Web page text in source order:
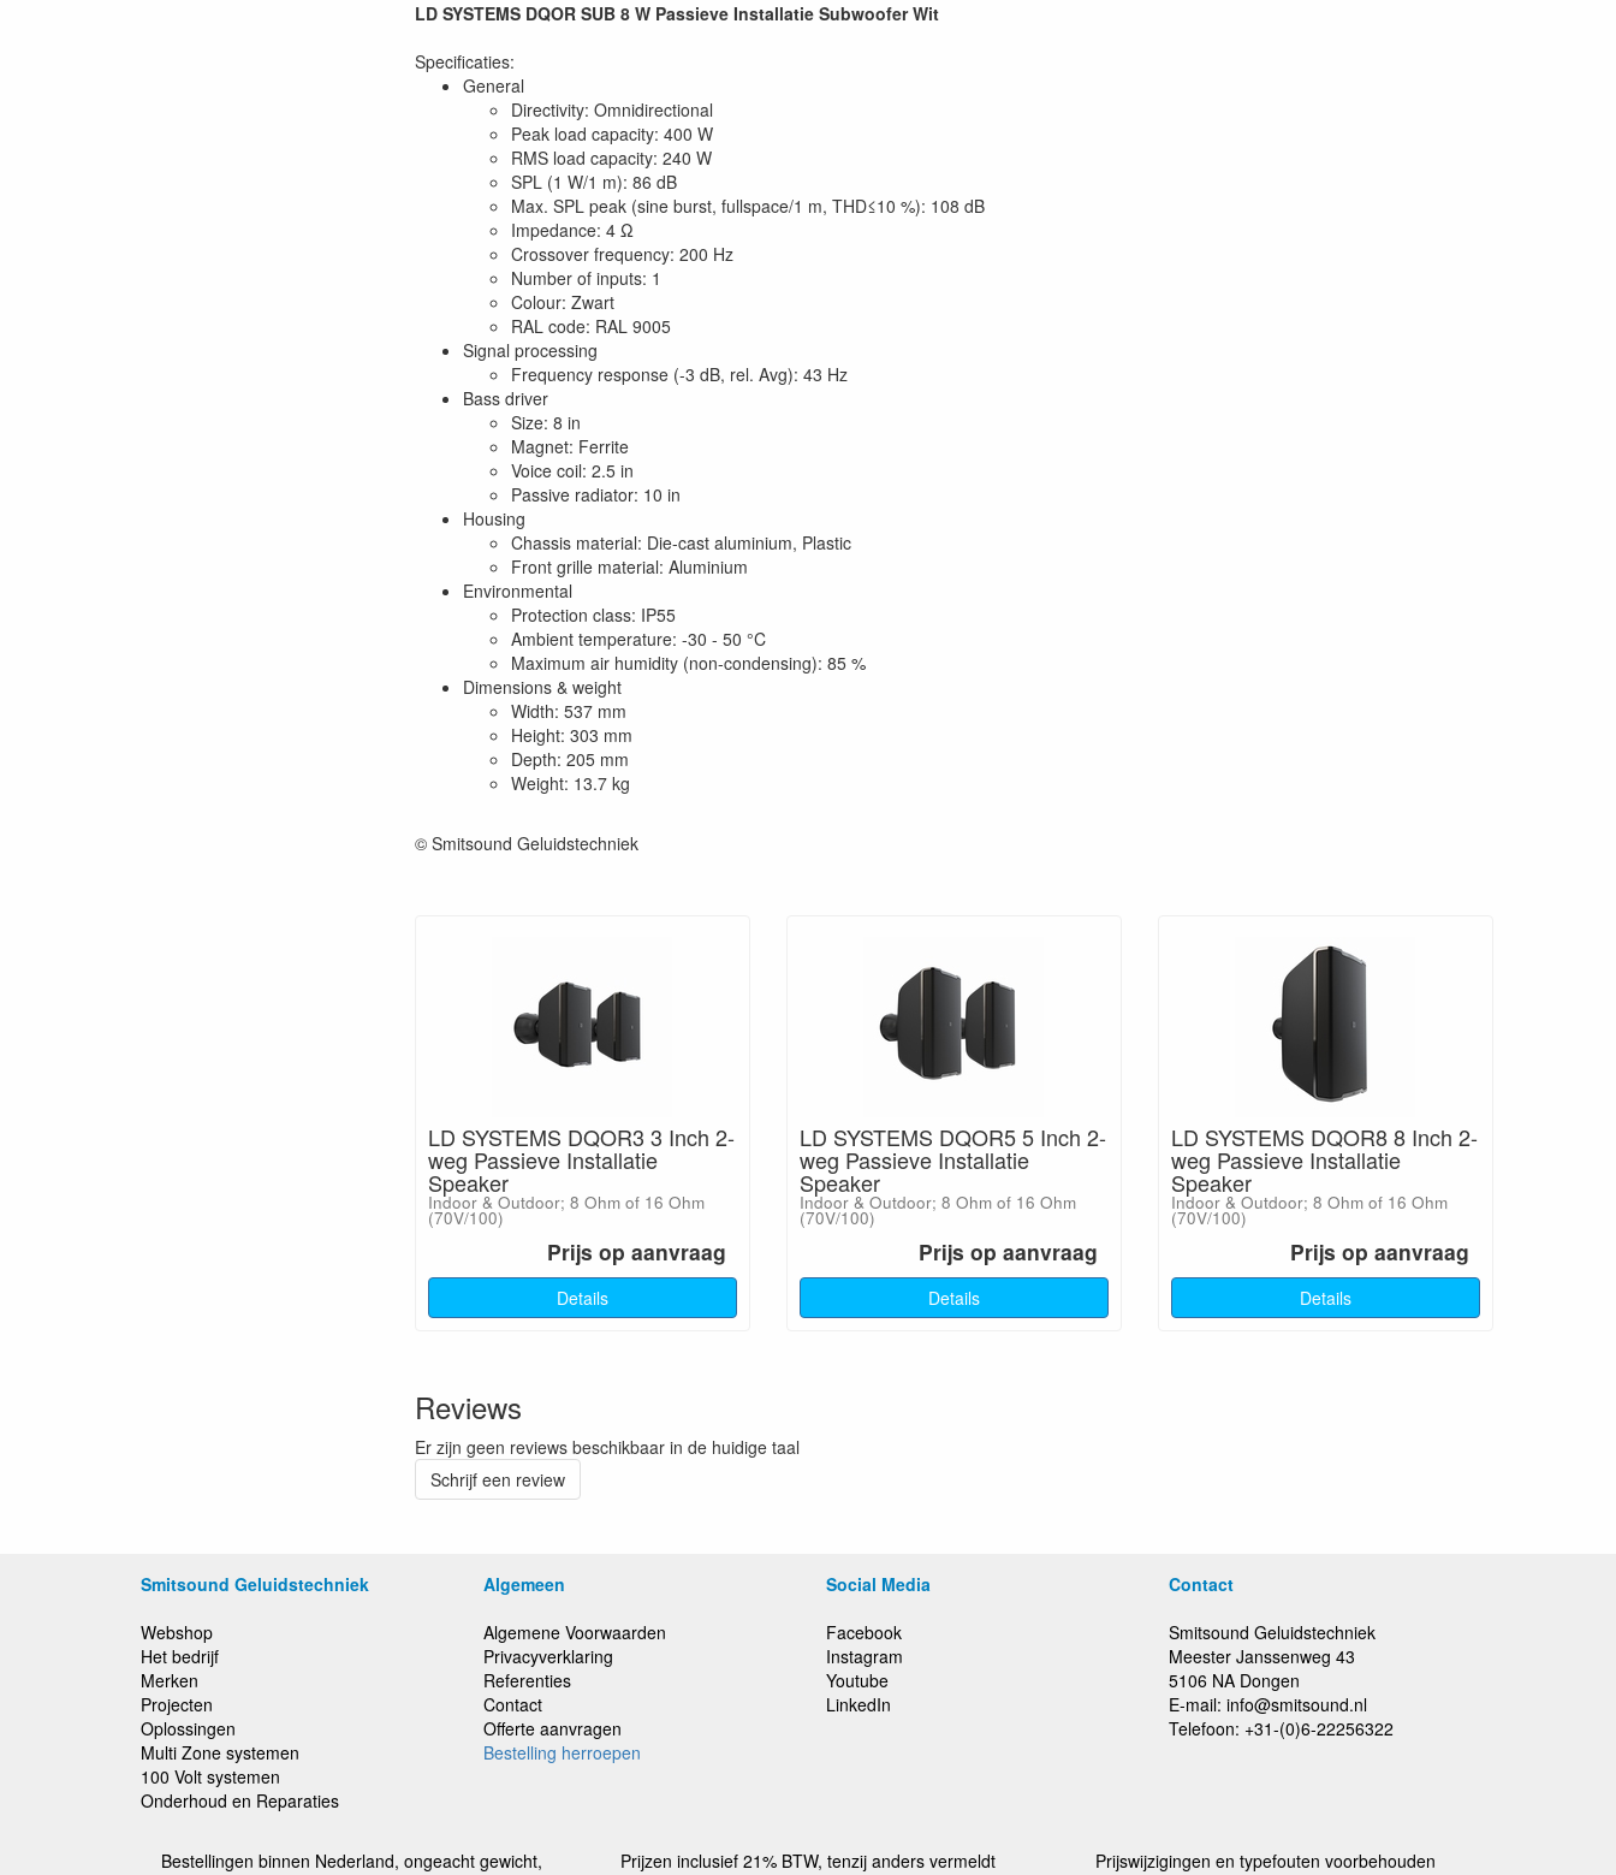
LD SYSTEMS DQOR SUB 8 W Passieve Installatie Subwoofer Wit
Specificaties:
General
Directivity: Omnidirectional
Peak load capacity: 400 W
RMS load capacity: 240 W
SPL (1 W/1 m): 86 dB
Max. SPL peak (sine burst, fullspace/1 m, THD≤10 %): 108 dB
Impedance: 4 Ω
Crossover frequency: 200 Hz
Number of inputs: 1
Colour: Zwart
RAL code: RAL 9005
Signal processing
Frequency response (-3 dB, rel. Avg): 43 Hz
Bass driver
Size: 8 in
Magnet: Ferrite
Voice coil: 2.5 in
Passive radiator: 10 in
Housing
Chassis material: Die-cast aluminium, Plastic
Front grille material: Aluminium
Environmental
Protection class: IP55
Ambient temperature: -30 - 50 °C
Maximum air humidity (non-condensing): 85 %
Dimensions & weight
Width: 537 mm
Height: 303 mm
Depth: 205 mm
Weight: 13.7 kg
© Smitsound Geluidstechniek
LD SYSTEMS DQOR3 3 Inch 2-
weg Passieve Installatie
Speaker
Indoor & Outdoor; 8 Ohm of 16 Ohm
(70V/100)
Prijs op aanvraag
Details
LD SYSTEMS DQOR5 5 Inch 2-
weg Passieve Installatie
Speaker
Indoor & Outdoor; 8 Ohm of 16 Ohm
(70V/100)
Prijs op aanvraag
Details
LD SYSTEMS DQOR8 8 Inch 2-
weg Passieve Installatie
Speaker
Indoor & Outdoor; 8 Ohm of 16 Ohm
(70V/100)
Prijs op aanvraag
Details
Reviews
Er zijn geen reviews beschikbaar in de huidige taal
Schrijf een review
Smitsound Geluidstechniek
Webshop
Het bedrijf
Merken
Projecten
Oplossingen
Multi Zone systemen
100 Volt systemen
Onderhoud en Reparaties
Algemeen
Algemene Voorwaarden
Privacyverklaring
Referenties
Contact
Offerte aanvragen
Bestelling herroepen
Social Media
Facebook
Instagram
Youtube
LinkedIn
Contact
Smitsound Geluidstechniek
Meester Janssenweg 43
5106 NA Dongen
E-mail: info@smitsound.nl
Telefoon: +31-(0)6-22256322
Bestellingen binnen Nederland, ongeacht gewicht,
Prijzen inclusief 21% BTW, tenzij anders vermeldt Prijswijzigingen en typefouten voorbehouden